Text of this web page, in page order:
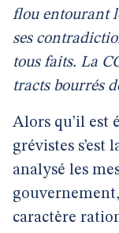
flou entourant
ses
tous faits. La
tracts bourrés
Alors qu’il est
grévistes s’est
analysé les
caractère